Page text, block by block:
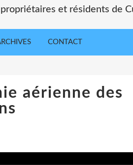
et résidents de
CONTACT
aérienne des